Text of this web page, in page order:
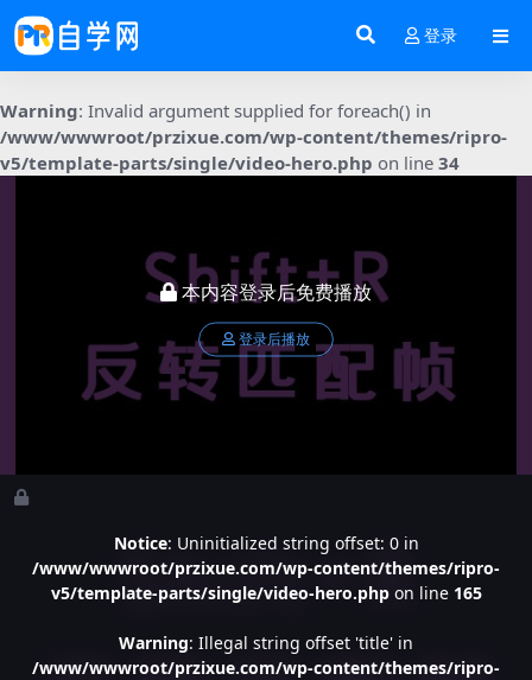
登录
Warning: Invalid argument supplied for foreach() in
/www/wwwroot/przixue.com/wp-content/themes/ripro-
v5/template-parts/single/video-hero.php on line 34
本内容登录后免费播放
登录后播放
Notice: Uninitialized string offset: 0 in
/www/wwwroot/przixue.com/wp-content/themes/ripro-
v5/template-parts/single/video-hero.phpon line 165
Warning: Illegal string offset 'title' in
/www/wwwroot/przixue.com/wp-content/themes/ripro-